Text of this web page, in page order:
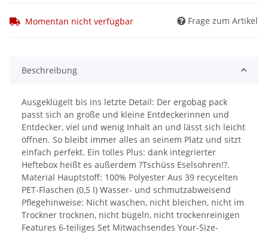
Momentan nicht verfügbar Frage zum Artikel
Beschreibung
Ausgeklügelt bis ins letzte Detail: Der ergobag pack
passt sich an große und kleine Entdeckerinnen und
Entdecker, viel und wenig Inhalt an und lässt sich leicht
öffnen. So bleibt immer alles an seinem Platz und sitzt
einfach perfekt. Ein tolles Plus: dank integrierter
Heftebox heißt es außerdem ?Tschüss Eselsohren!?.
Material Hauptstoff: 100% Polyester Aus 39 recycelten
PET-Flaschen (0,5 l) Wasser- und schmutzabweisend
Pflegehinweise: Nicht waschen, nicht bleichen, nicht im
Trockner trocknen, nicht bügeln, nicht trockenreinigen
Features 6-teiliges Set Mitwachsendes Your-Size-